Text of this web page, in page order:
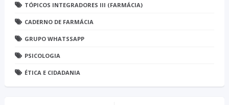
TÓPICOS INTEGRADORES III (FARMÁCIA)
CADERNO DE FARMÁCIA
GRUPO WHATSSAPP
PSICOLOGIA
ÉTICA E CIDADANIA